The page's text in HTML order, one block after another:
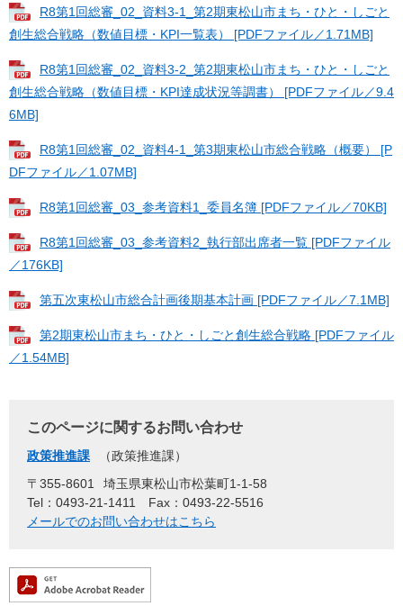
R8第1回総審_02_資料3-1_第2期東松山市まち・ひと・しごと
創生総合戦略（数値目標・KPI一覧表） [PDFファイル／1.71MB]
R8第1回総審_02_資料3-2_第2期東松山市まち・ひと・しごと
創生総合戦略（数値目標・KPI達成状況等調書） [PDFファイル／9.4
6MB]
R8第1回総審_02_資料4-1_第3期東松山市総合戦略（概要） [P
DFファイル／1.07MB]
R8第1回総審_03_参考資料1_委員名簿 [PDFファイル／70KB]
R8第1回総審_03_参考資料2_執行部出席者一覧 [PDFファイル
／176KB]
第五次東松山市総合計画後期基本計画 [PDFファイル／7.1MB]
第2期東松山市まち・ひと・しごと創生総合戦略 [PDFファイル
／1.54MB]
このページに関するお問い合わせ
政策推進課
政策推進課
〒355-8601
埼玉県東松山市松葉町1-1-58
Tel：0493-21-1411
Fax：0493-22-5516
メールでのお問い合わせはこちら